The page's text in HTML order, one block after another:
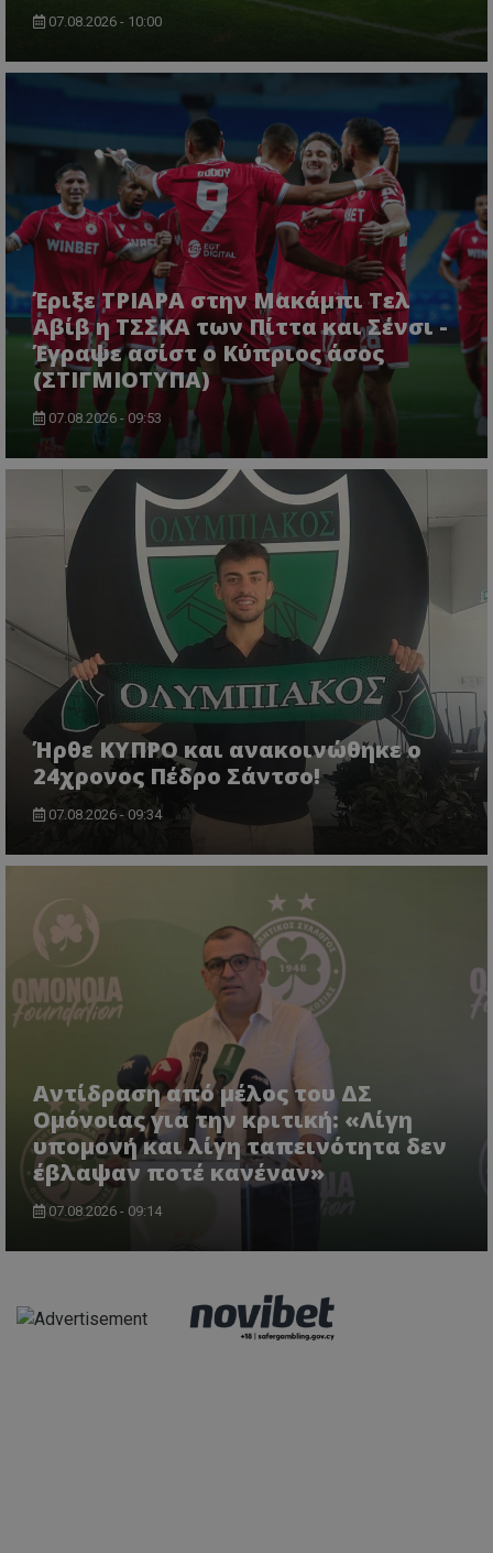
07.08.2026 - 10:00
Έριξε ΤΡΙΑΡΑ στην Μακάμπι Τελ
Αβίβ η ΤΣΣΚΑ των Πίττα και Σένσι -
Έγραψε ασίστ ο Κύπριος άσος
(ΣΤΙΓΜΙΟΤΥΠΑ)
07.08.2026 - 09:53
Ήρθε ΚΥΠΡΟ και ανακοινώθηκε ο
24χρονος Πέδρο Σάντσο!
07.08.2026 - 09:34
Αντίδραση από μέλος του ΔΣ
Ομόνοιας για την κριτική: «Λίγη
υπομονή και λίγη ταπεινότητα δεν
έβλαψαν ποτέ κανέναν»
07.08.2026 - 09:14